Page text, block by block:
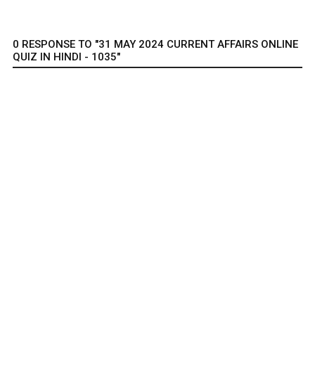
0 RESPONSE TO "31 MAY 2024 CURRENT AFFAIRS ONLINE
QUIZ IN HINDI - 1035"